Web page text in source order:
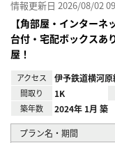
情報更新日 2026/08/02
【角部屋・インター
台付・宅配ボックスあ
屋！
アクセス 伊予鉄道横河
間取り 1K
築年数 2024年 1月 築
プラン名・期間